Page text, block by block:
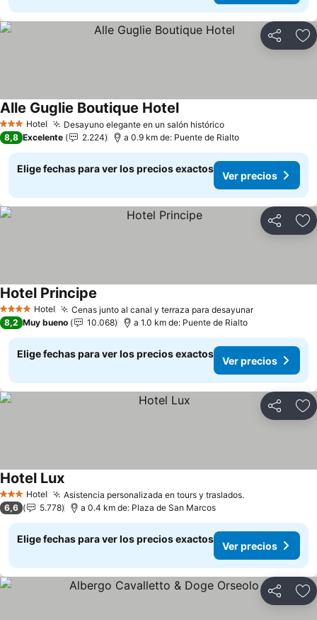
Compartir
3 Estrellas
Hotel Desayuno elegante en un salón histórico
Alle Guglie Boutique Hotel
8,8 Excelente 2.224 a 0.9 km de: Puente de Rialto
Elige fechas para ver los precios exactos
Ver precios
Compartir
4 EstrellasHotel Cenas junto al canal y terraza para desayunar
Hotel Principe
8,2 Muy bueno 10.068 a 1.0 km de: Puente de Rialto
Elige fechas para ver los precios exactos
Ver precios
Compartir
3 Estrellas
Hotel Asistencia personalizada en tours y traslados.
Hotel Lux
6,6 5.778 a 0.4 km de: Plaza de San Marcos
Elige fechas para ver los precios exactos
Ver precios
Compartir